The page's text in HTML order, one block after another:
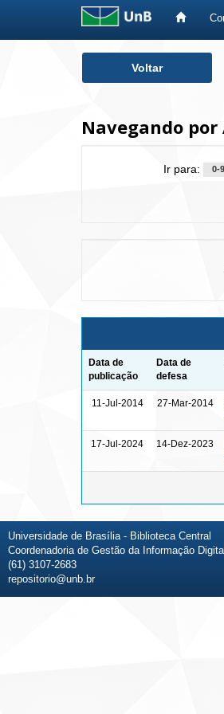
Voltar
Navegando
Ir para: 0-9
Data de
publicação
Data de
defesa
11-Jul-2014 27-Mar-2014
17-Jul-2024 14-Dez-2023
Universidade de Brasília - Biblioteca Central
Coordenadoria de Gestão da Informação
(61) 3107-2683
repositorio@unb.br